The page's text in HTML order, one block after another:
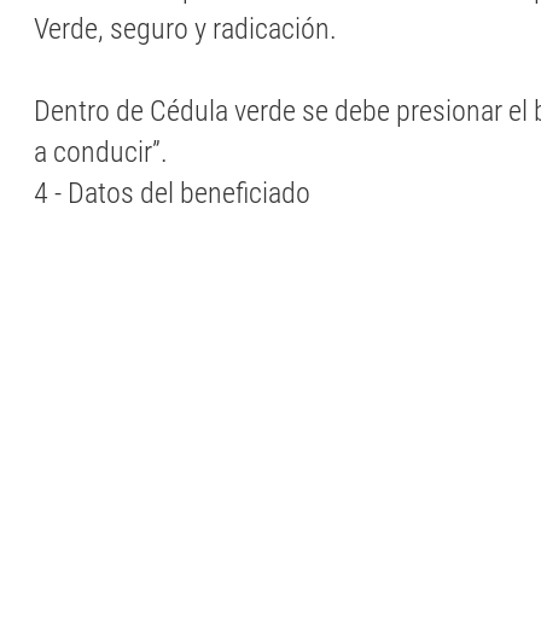
Verde, seguro y radicación.
Dentro de Cédula verde se debe presionar el
a conducir”.
4 - Datos del beneficiado